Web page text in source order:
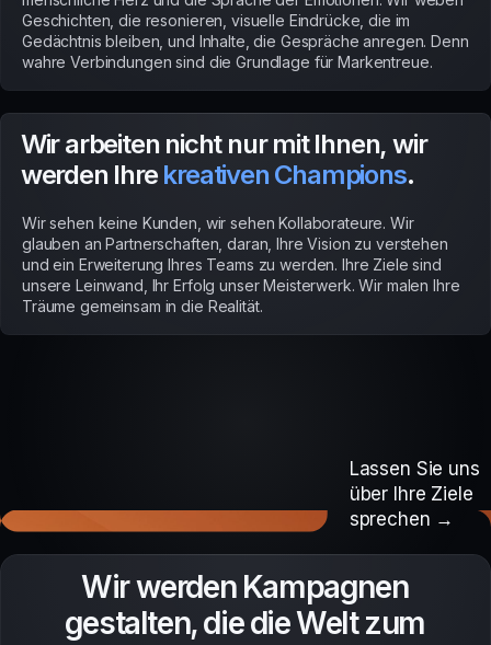
Geschichten, die resonieren, visuelle Eindrücke, die im
Gedächtnis bleiben, und Inhalte, die Gespräche anregen. Denn
wahre Verbindungen sind die Grundlage für Markentreue.
Wir arbeiten nicht nur mit Ihnen, wir
werden Ihre kreativen Champions.
Wir sehen keine Kunden, wir sehen Kollaborateure. Wir
glauben an Partnerschaften, daran, Ihre Vision zu verstehen
und ein Erweiterung Ihres Teams zu werden. Ihre Ziele sind
unsere Leinwand, Ihr Erfolg unser Meisterwerk. Wir malen Ihre
Träume gemeinsam in die Realität.
Möchten Sie Ihre
Stimme
Lassen Sie uns
über Ihre Ziele
sprechen →
Wir werden Kampagnen
gestalten, die die Welt zum